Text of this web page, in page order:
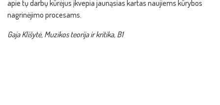
apie tų darbų kūrėjus įkvepia jaunąsias kartas naujiems kūrybos
nagrinėjimo procesams.
Gaja Klišytė, Muzikos teorija ir kritika, B1